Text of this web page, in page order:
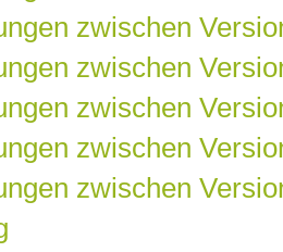
zwischen
zwischen
zwischen
zwischen
zwischen